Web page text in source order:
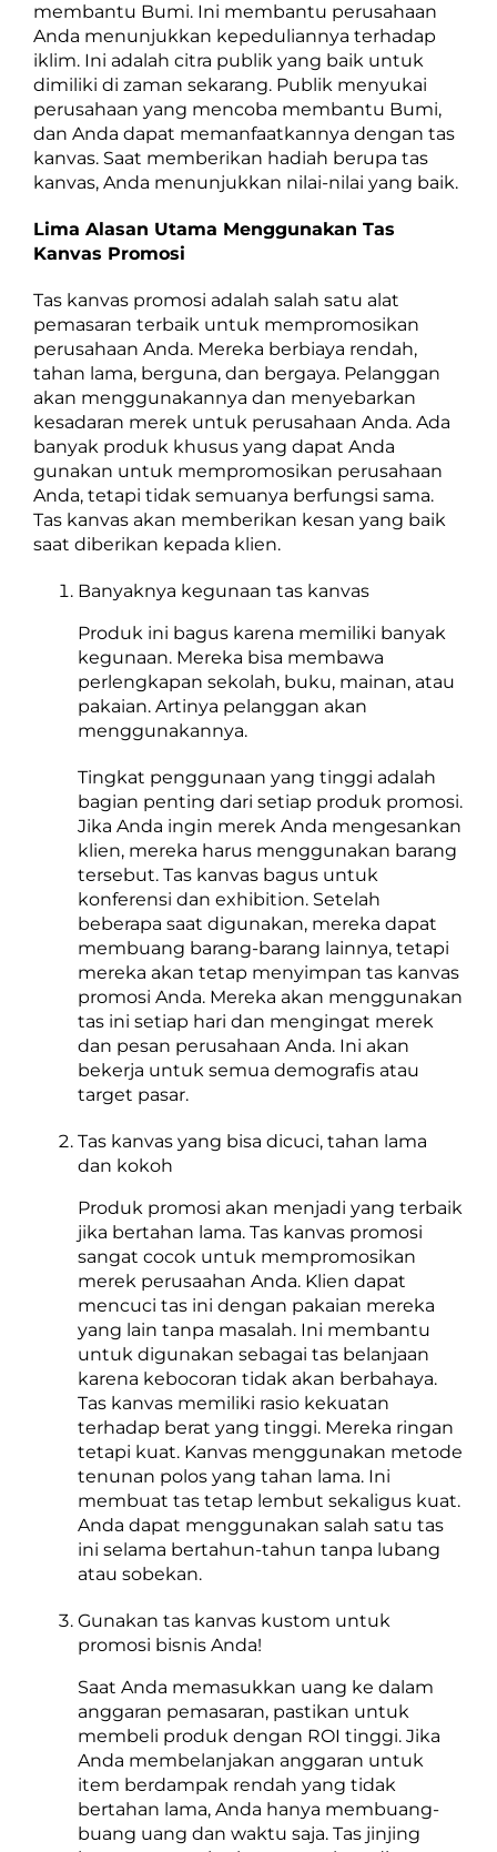
membantu Bumi. Ini membantu perusahaan
Anda menunjukkan kepeduliannya terhadap
iklim. Ini adalah citra publik yang baik untuk
dimiliki di zaman sekarang. Publik menyukai
perusahaan yang mencoba membantu Bumi,
dan Anda dapat memanfaatkannya dengan tas
kanvas. Saat memberikan hadiah berupa tas
kanvas, Anda menunjukkan nilai-nilai yang baik.
Lima Alasan Utama Menggunakan Tas
Kanvas Promosi
Tas kanvas promosi adalah salah satu alat
pemasaran terbaik untuk mempromosikan
perusahaan Anda. Mereka berbiaya rendah,
tahan lama, berguna, dan bergaya. Pelanggan
akan menggunakannya dan menyebarkan
kesadaran merek untuk perusahaan Anda. Ada
banyak produk khusus yang dapat Anda
gunakan untuk mempromosikan perusahaan
Anda, tetapi tidak semuanya berfungsi sama.
Tas kanvas akan memberikan kesan yang baik
saat diberikan kepada klien.
Banyaknya kegunaan tas kanvas
Produk ini bagus karena memiliki banyak
kegunaan. Mereka bisa membawa
perlengkapan sekolah, buku, mainan, atau
pakaian. Artinya pelanggan akan
menggunakannya.
Tingkat penggunaan yang tinggi adalah
bagian penting dari setiap produk promosi.
Jika Anda ingin merek Anda mengesankan
klien, mereka harus menggunakan barang
tersebut. Tas kanvas bagus untuk
konferensi dan exhibition. Setelah
beberapa saat digunakan, mereka dapat
membuang barang-barang lainnya, tetapi
mereka akan tetap menyimpan tas kanvas
promosi Anda. Mereka akan menggunakan
tas ini setiap hari dan mengingat merek
dan pesan perusahaan Anda. Ini akan
bekerja untuk semua demografis atau
target pasar.
Tas kanvas yang bisa dicuci, tahan lama
dan kokoh
Produk promosi akan menjadi yang terbaik
jika bertahan lama. Tas kanvas promosi
sangat cocok untuk mempromosikan
merek perusaahan Anda. Klien dapat
mencuci tas ini dengan pakaian mereka
yang lain tanpa masalah. Ini membantu
untuk digunakan sebagai tas belanjaan
karena kebocoran tidak akan berbahaya.
Tas kanvas memiliki rasio kekuatan
terhadap berat yang tinggi. Mereka ringan
tetapi kuat. Kanvas menggunakan metode
tenunan polos yang tahan lama. Ini
membuat tas tetap lembut sekaligus kuat.
Anda dapat menggunakan salah satu tas
ini selama bertahun-tahun tanpa lubang
atau sobekan.
Gunakan tas kanvas kustom untuk
promosi bisnis Anda!
Saat Anda memasukkan uang ke dalam
anggaran pemasaran, pastikan untuk
membeli produk dengan ROI tinggi. Jika
Anda membelanjakan anggaran untuk
item berdampak rendah yang tidak
bertahan lama, Anda hanya membuang-
buang uang dan waktu saja. Tas jinjing